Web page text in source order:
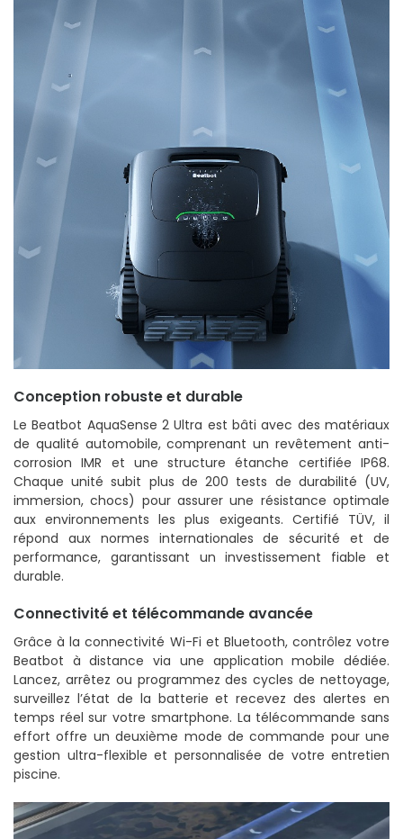
Conception robuste et durable
Le Beatbot AquaSense 2 Ultra est bâti avec des matériaux
de qualité automobile, comprenant un revêtement anti-
corrosion IMR et une structure étanche certifiée IP68.
Chaque unité subit plus de 200 tests de durabilité (UV,
immersion, chocs) pour assurer une résistance optimale
aux environnements les plus exigeants. Certifié TÜV, il
répond aux normes internationales de sécurité et de
performance, garantissant un investissement fiable et
durable.
Connectivité et télécommande avancée
Grâce à la connectivité Wi-Fi et Bluetooth, contrôlez votre
Beatbot à distance via une application mobile dédiée.
Lancez, arrêtez ou programmez des cycles de nettoyage,
surveillez l’état de la batterie et recevez des alertes en
temps réel sur votre smartphone. La télécommande sans
effort offre un deuxième mode de commande pour une
gestion ultra-flexible et personnalisée de votre entretien
piscine.